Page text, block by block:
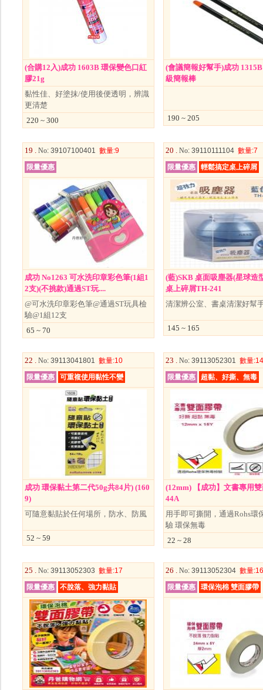
(合購12入)成功 1603B 環保變色口紅
膠21g
黏性佳、好塗抹/使用後便透明，辨識
更清楚
220 ~ 300
(會議簡報好幫手)成功
級簡報棒
190 ~ 205
19 . No: 39107100401 數量:9
限量優惠
成功 No1263 可水洗印章彩色筆(1組1
2支)(不挑款)通過ST玩....
@可水洗印章彩色筆@通過ST玩具檢
驗@1組12支
65 ~ 70
20 . No: 39110111104 數量:7
限量優惠
輕鬆搞定桌上碎屑
(藍)SKB 桌面吸塵器(星球造
桌上碎屑TH-241
清潔辨公室、書桌清潔好幫
145 ~ 165
22 . No: 39113041801 數量:10
限量優惠
可重複使用黏性不變
成功 環保黏土第二代50g共84片) (160
9)
可隨意黏貼於任何場所，防水、防風
52 ~ 59
23 . No: 39113052301 數量:14
限量優惠
超黏、好撕、無毒
(12mm) 【成功】文書專用
44A
用手即可撕開，通過Rohs環
驗 環保無毒
22 ~ 28
25 . No: 39113052303 數量:17
限量優惠
不脫落、強力黏貼
26 . No: 39113052304 數量:16
限量優惠
環保泡棉 雙面膠帶